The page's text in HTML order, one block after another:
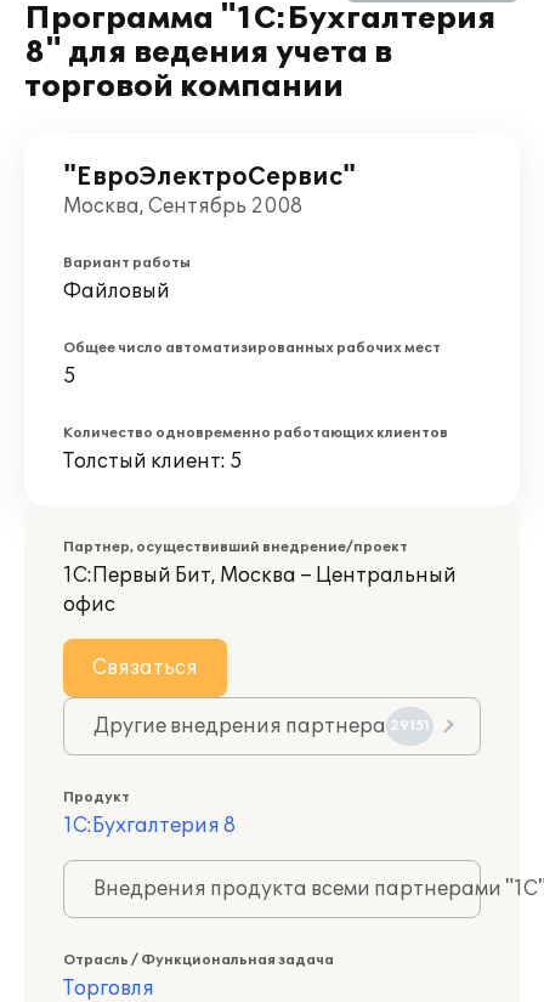
Программа "1С:Бухгалтерия
8" для ведения учета в
торговой компании
"ЕвроЭлектроСервис"
Москва, Сентябрь 2008
Вариант работы
Файловый
Общее число автоматизированных рабочих мест
5
Количество одновременно работающих клиентов
Толстый клиент: 5
Партнер, осуществивший внедрение/проект
1С:Первый Бит, Москва – Центральный
офис
Связаться
Другие внедрения партнера 29151
Продукт
1С:Бухгалтерия 8
Внедрения продукта всеми партнерами
Отрасль / Функциональная задача
Торговля